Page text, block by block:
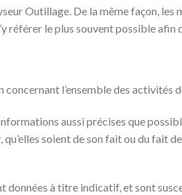
Outillage. De la même façon,
référer le plus souvent possible afin
l’ensemble des activités
aussi précises que
soient de son fait ou du fait
données à titre indicatif, et sont